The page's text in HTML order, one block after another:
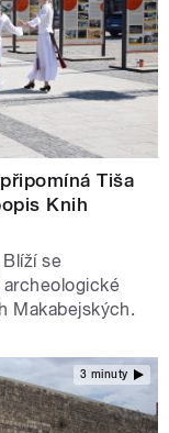
Tiša
Knih
se
Makabejských.
3 minuty